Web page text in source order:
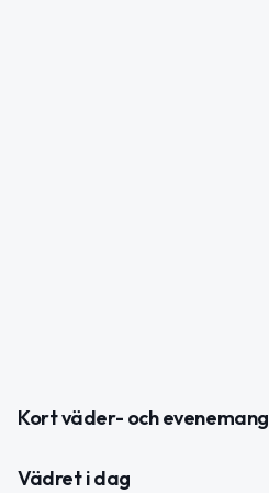
Kort väder- och
Vädret i dag